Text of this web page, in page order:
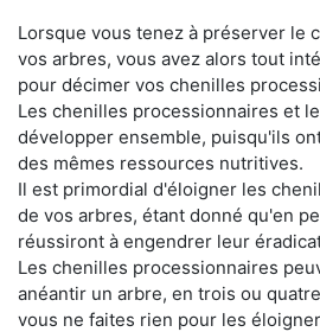
Lorsque vous tenez à préserver le
vos arbres, vous avez alors tout
pour décimer vos chenilles
Les chenilles processionnaires et
développer ensemble, puisqu'ils
des mêmes ressources nutritives.
Il est primordial d'éloigner les
de vos arbres, étant donné qu'en
réussiront à engendrer leur
Les chenilles processionnaires
anéantir un arbre, en trois ou
vous ne faites rien pour les